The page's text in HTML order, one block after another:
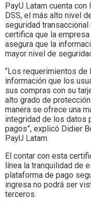
PayU Latam cuenta
DSS, el más alto nivel
seguridad
certifica que la
asegura que la
mayor nivel de
“Los requerimientos de
información que los
sus compras con su
alto grado de
manera se ofrece una
integridad de los datos
pagos”, explicó Didier
PayU Latam.
El contar con esta
línea la tranquilidad de
plataforma de pago
ingresa no podrá ser
terceros.